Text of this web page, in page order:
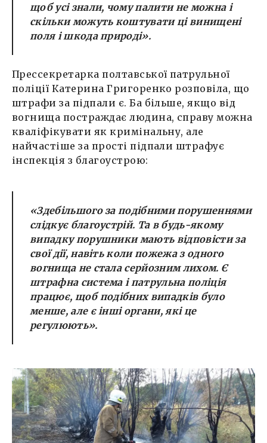
щоб усі знали, чому палити не можна і
скільки можуть коштувати ці винищені
поля і шкода природі».
Прессекретарка полтавської патрульної
поліції Катерина Григоренко розповіла, що
штрафи за підпали є. Ба більше, якщо від
вогнища постраждає людина, справу можна
кваліфікувати як кримінальну, але
найчастіше за прості підпали штрафує
інспекція з благоустрою:
«Здебільшого за подібними порушеннями
слідкує благоустрій. Та в будь-якому
випадку порушники мають відповісти за
свої дії, навіть коли пожежа з одного
вогнища не стала серйозним лихом. Є
штрафна система і патрульна поліція
працює, щоб подібних випадків було
менше, але є інші органи, які це
регулюють».